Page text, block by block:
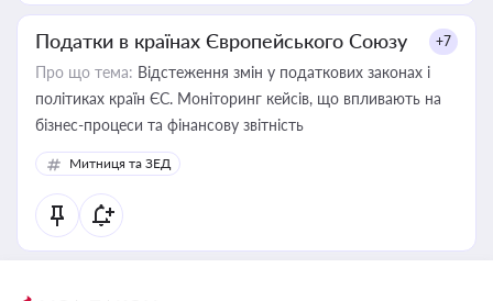
Податки в країнах Європейського Союзу +7
Про що тема: Відстеження змін у податкових законах і
політиках країн ЄС. Моніторинг кейсів, що впливають на
бізнес-процеси та фінансову звітність
Митниця та ЗЕД